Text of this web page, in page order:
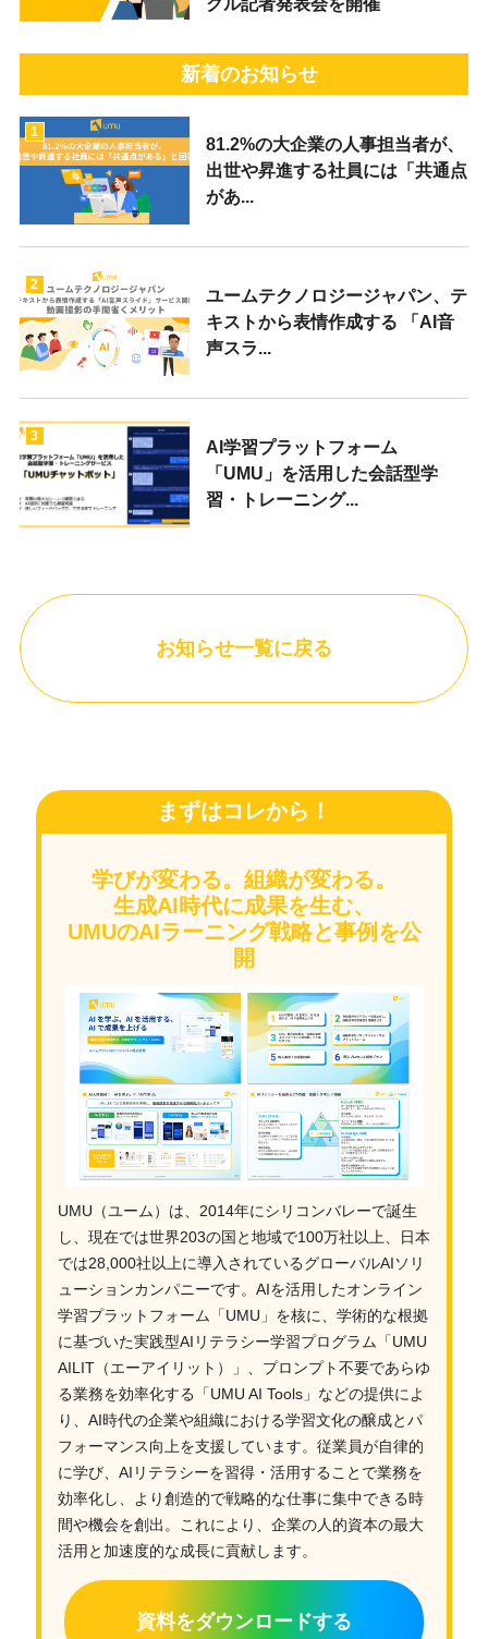
クル記者発表会を開催
新着のお知らせ
1
81.2%の大企業の人事担当者が、
出世や昇進する社員には「共通点
があ...
2
ユームテクノロジージャパン、テ
キストから表情作成する 「AI音
声スラ...
3
AI学習プラットフォーム
「UMU」を活用した会話型学
習・トレーニング...
お知らせ一覧に戻る
まずはコレから！
学びが変わる。組織が変わる。
生成AI時代に成果を生む、
UMUのAIラーニング戦略と事例を公
開
UMU（ユーム）は、2014年にシリコンバレーで誕生
し、現在では世界203の国と地域で100万社以上、日本
では28,000社以上に導入されているグローバルAIソリ
ューションカンパニーです。AIを活用したオンライン
学習プラットフォーム「UMU」を核に、学術的な根拠
に基づいた実践型AIリテラシー学習プログラム「UMU
AILIT（エーアイリット）」、プロンプト不要であらゆ
る業務を効率化する「UMU AI Tools」などの提供によ
り、AI時代の企業や組織における学習文化の醸成とパ
フォーマンス向上を支援しています。従業員が自律的
に学び、AIリテラシーを習得・活用することで業務を
効率化し、より創造的で戦略的な仕事に集中できる時
間や機会を創出。これにより、企業の人的資本の最大
活用と加速度的な成長に貢献します。
資料をダウンロードする